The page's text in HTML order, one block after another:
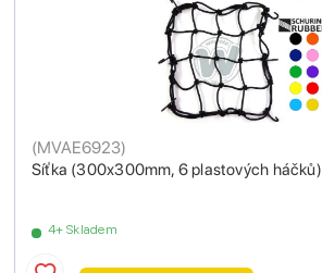
Síťka (300x300mm, 6 plastových háčků)
(MVAE6923)
4+ Skladem